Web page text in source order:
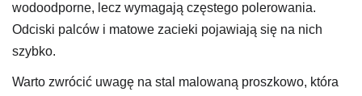
wodoodporne, lecz wymagają częstego polerowania.
Odciski palców i matowe zacieki pojawiają się na nich
szybko.
Warto zwrócić uwagę na stal malowaną proszkowo, która